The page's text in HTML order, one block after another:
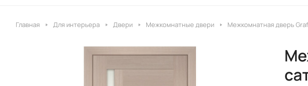
Главная Для интерьера Двери Межкомнатные двери Межкомнатная дверь